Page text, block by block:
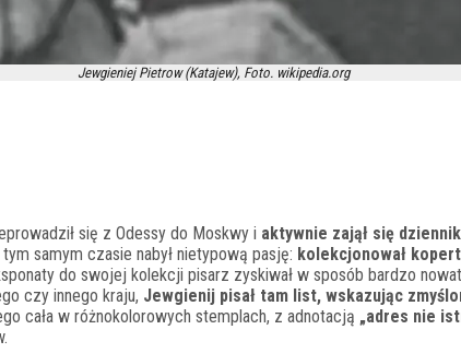
Jewgieniej Pietrow (Katajew), Foto. wikipedia.org
się z Odessy do Moskwy i aktywnie zajął się
samym czasie nabył nietypową pasję: kolekcjonował
do swojej kolekcji pisarz zyskiwał w sposób bardzo
czy innego kraju, Jewgienij pisał tam list, wskazując
cała w różnokolorowych stemplach, z adnotacją „adres nie